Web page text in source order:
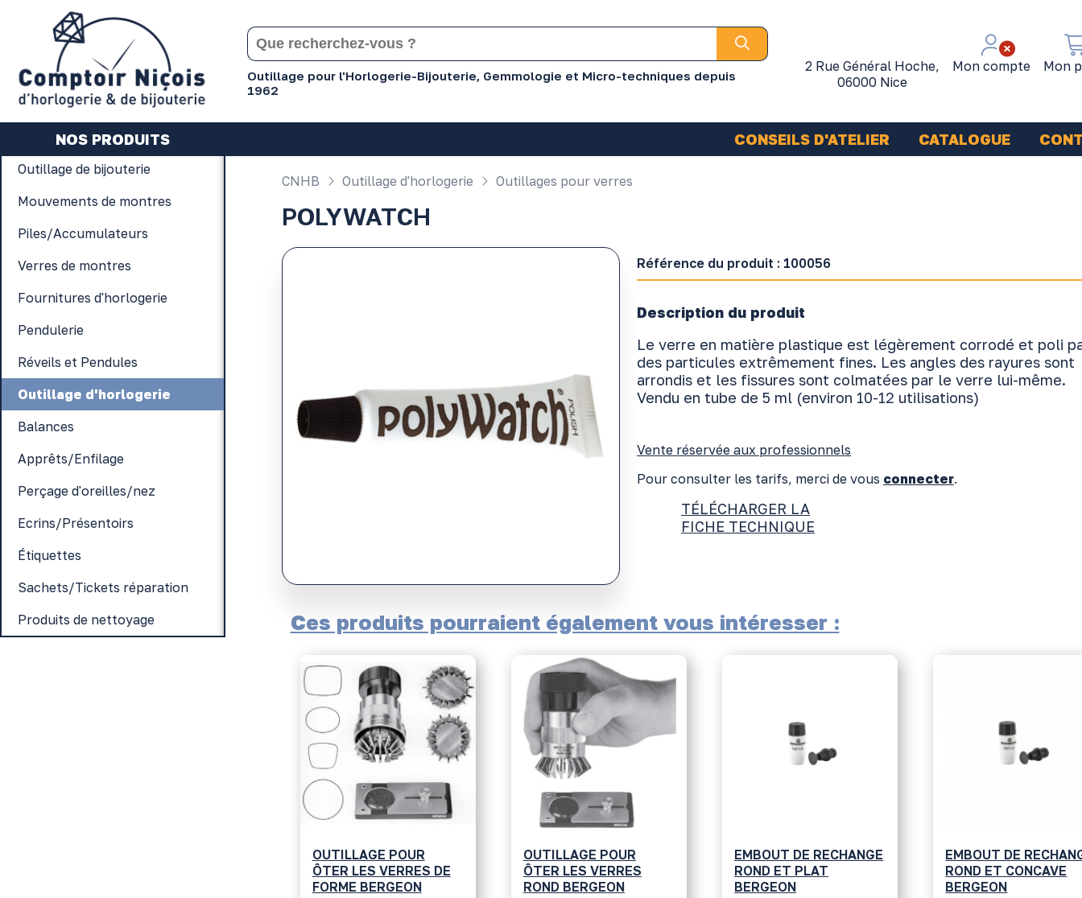
Outillage pour l'Horlogerie-Bijouterie, Gemmologie et Micro-techniques depuis
1962
2 Rue Général Hoche,
06000 Nice
Mon compte Mon
NOS PRODUITS CONSEILS D'ATELIER CATALOGUE
Outillage de bijouterie
Mouvements de montres
Piles/Accumulateurs
Verres de montres
Fournitures d'horlogerie
Pendulerie
Réveils et Pendules
Outillage d'horlogerie
Balances
Apprêts/Enfilage
Perçage d'oreilles/nez
Ecrins/Présentoirs
Étiquettes
Sachets/Tickets réparation
Produits de nettoyage
CNHB Outillage d'horlogerie Outillages pour verres
POLYWATCH
Référence du produit : 100056
Description du produit
Le verre en matière plastique est légèrement corrodé et poli
des particules extrêmement fines. Les angles des rayures sont
arrondis et les fissures sont colmatées par le verre lui-même.
Vendu en tube de 5 ml (environ 10-12 utilisations)
Vente réservée aux professionnels
Pour consulter les tarifs, merci de vous connecter.
TÉLÉCHARGER LA
FICHE TECHNIQUE
Ces produits pourraient également vous intéresser :
OUTILLAGE POUR
ÔTER LES VERRES DE
FORME BERGEON
OUTILLAGE POUR
ÔTER LES VERRES
ROND BERGEON
EMBOUT DE RECHANGE
ROND ET PLAT
BERGEON
EMBOUT DE
ROND ET CONCAVE
BERGEON
Gérer les préférences en matière de cookies